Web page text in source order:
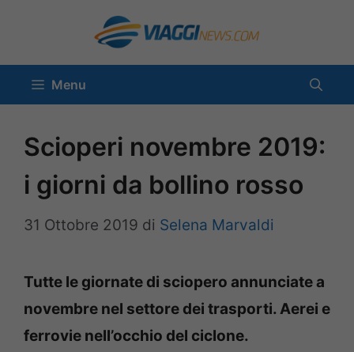
contenuto
Menu
Scioperi novembre 2019:
i giorni da bollino rosso
31 Ottobre 2019 di Selena Marvaldi
Tutte le giornate di sciopero annunciate a
novembre nel settore dei trasporti. Aerei e
ferrovie nell’occhio del ciclone.